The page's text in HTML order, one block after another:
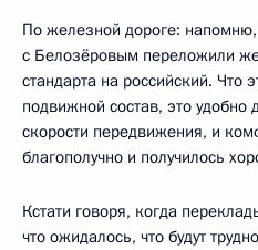
По железной дороге:
с Белозёровым переложили
стандарта на российский. Что
подвижной состав, это удобно
скорости передвижения, и
благополучно и получилось
Кстати говоря, когда
что ожидалось, что будут